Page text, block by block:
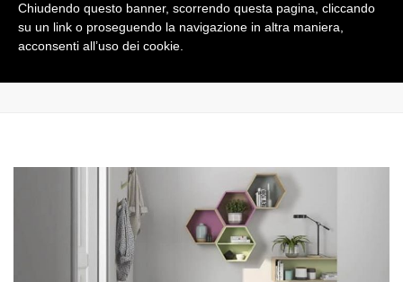
404 page
Chiudendo questo banner, scorrendo questa pagina, cliccando
su un link o proseguendo la navigazione in altra maniera,
acconsenti all’uso dei cookie.